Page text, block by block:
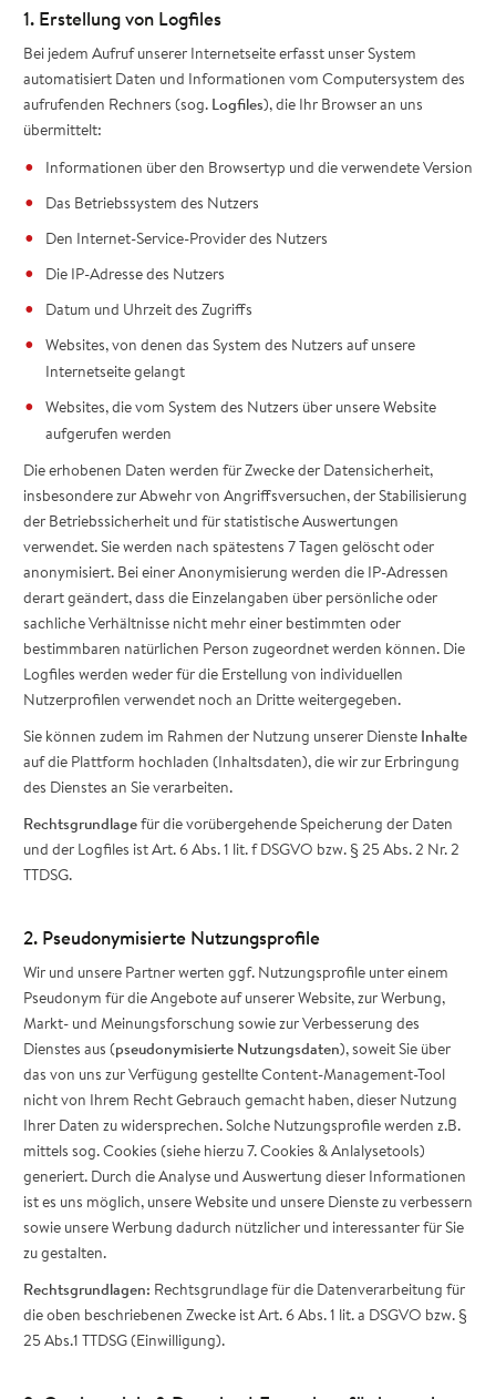
1. Erstellung von Logfiles
Bei jedem Aufruf unserer Internetseite erfasst unser System
automatisiert Daten und Informationen vom Computersystem des
aufrufenden Rechners (sog. Logfiles), die Ihr Browser an uns
übermittelt:
Informationen über den Browsertyp und die verwendete Version
Das Betriebssystem des Nutzers
Den Internet-Service-Provider des Nutzers
Die IP-Adresse des Nutzers
Datum und Uhrzeit des Zugriffs
Websites, von denen das System des Nutzers auf unsere
Internetseite gelangt
Websites, die vom System des Nutzers über unsere Website
aufgerufen werden
Die erhobenen Daten werden für Zwecke der Datensicherheit,
insbesondere zur Abwehr von Angriffsversuchen, der Stabilisierung
der Betriebssicherheit und für statistische Auswertungen
verwendet. Sie werden nach spätestens 7 Tagen gelöscht oder
anonymisiert. Bei einer Anonymisierung werden die IP-Adressen
derart geändert, dass die Einzelangaben über persönliche oder
sachliche Verhältnisse nicht mehr einer bestimmten oder
bestimmbaren natürlichen Person zugeordnet werden können. Die
Logfiles werden weder für die Erstellung von individuellen
Nutzerprofilen verwendet noch an Dritte weitergegeben.
Sie können zudem im Rahmen der Nutzung unserer Dienste Inhalte
auf die Plattform hochladen (Inhaltsdaten), die wir zur Erbringung
des Dienstes an Sie verarbeiten.
Rechtsgrundlagefür die vorübergehende Speicherung der Daten
und der Logfiles ist Art. 6 Abs. 1 lit. f DSGVO bzw. § 25 Abs. 2 Nr. 2
TTDSG.
2. Pseudonymisierte Nutzungsprofile
Wir und unsere Partner werten ggf. Nutzungsprofile unter einem
Pseudonym für die Angebote auf unserer Website, zur Werbung,
Markt- und Meinungsforschung sowie zur Verbesserung des
Dienstes aus (pseudonymisierte Nutzungsdaten), soweit Sie über
das von uns zur Verfügung gestellte Content-Management-Tool
nicht von Ihrem Recht Gebrauch gemacht haben, dieser Nutzung
Ihrer Daten zu widersprechen. Solche Nutzungsprofile werden z.B.
mittels sog. Cookies (siehe hierzu 7. Cookies & Anlalysetools)
generiert. Durch die Analyse und Auswertung dieser Informationen
ist es uns möglich, unsere Website und unsere Dienste zu verbessern
sowie unsere Werbung dadurch nützlicher und interessanter für Sie
zu gestalten.
Rechtsgrundlagen: Rechtsgrundlage für die Datenverarbeitung für
die oben beschriebenen Zwecke ist Art. 6 Abs. 1 lit. a DSGVO bzw. §
25 Abs.1 TTDSG (Einwilligung).